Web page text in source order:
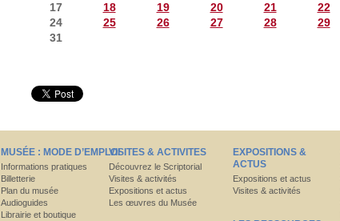
17
18 19 20 21 22
24
25 26 27 28 29
31
MUSÉE : MODE D’EMPLOI
Informations pratiques
Billetterie
Plan du musée
Audioguides
Librairie et boutique
VISITES & ACTIVITES
Découvrez le Scriptorial
Visites & activités
Expositions et actus
Les œuvres du Musée
EXPOSITIONS &
ACTUS
Expositions et actus
Visites & activités